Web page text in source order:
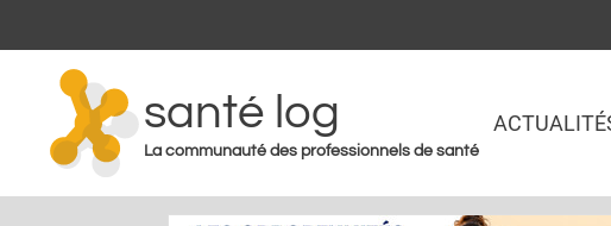
santé log
La communauté des professionnels de santé